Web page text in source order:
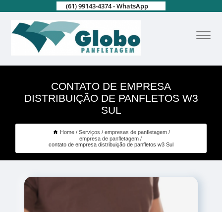
(61) 99143-4374 - WhatsApp
CONTATO DE EMPRESA
DISTRIBUIÇÃO DE PANFLETOS W3
SUL
Home Serviços
empresas de panfletagem
empresa de panfletagem
contato de empresa distribuição de panfletos w3 Sul